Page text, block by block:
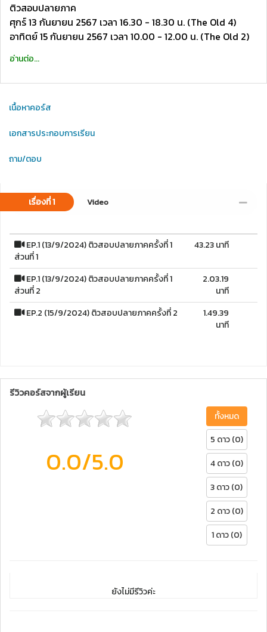
ติวสอบปลายภาค
ศุกร์ 13 กันยายน 2567 เวลา 16.30 - 18.30 น. (The Old 4)
อาทิตย์ 15 กันยายน 2567 เวลา 10.00 - 12.00 น. (The Old 2)
อ่านต่อ...
เนื้อหาคอร์ส
เอกสารประกอบการเรียน
ถาม/ตอบ
เรื่องที่ 1 Video
EP.1 (13/9/2024) ติวสอบปลายภาคครั้งที่ 1
ส่วนที่ 1
43.23 นาที
EP.1 (13/9/2024) ติวสอบปลายภาคครั้งที่ 1
ส่วนที่ 2
2.03.19
นาที
EP.2 (15/9/2024) ติวสอบปลายภาคครั้งที่ 2
1.49.39
นาที
รีวิวคอร์สจากผู้เรียน
0.0/5.0
ทั้งหมด
5 ดาว (0)
4 ดาว (0)
3 ดาว (0)
2 ดาว (0)
1 ดาว (0)
ยังไม่มีรีวิวค่ะ